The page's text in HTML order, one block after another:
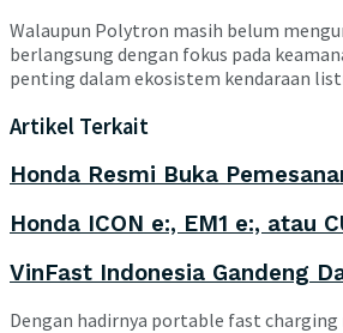
Walaupun Polytron masih belum
berlangsung dengan fokus pada
penting dalam ekosistem kendaraan
Artikel Terkait
Honda Resmi Buka
Honda ICON e:, EM1 e:, atau
VinFast Indonesia Gandeng
Dengan hadirnya portable fast